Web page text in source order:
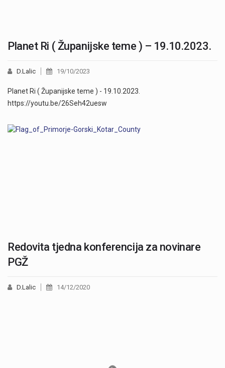
Planet Ri ( Županijske teme ) – 19.10.2023.
D.Lalic 19/10/2023
Planet Ri ( Županijske teme ) - 19.10.2023.
https://youtu.be/26Seh42uesw
Redovita tjedna konferencija za novinare
PGŽ
D.Lalic 14/12/2020